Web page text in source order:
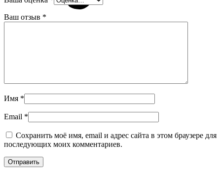
Ваш отзыв *
Имя *
Email *
Сохранить моё имя, email и адрес сайта в этом браузере для
последующих моих комментариев.